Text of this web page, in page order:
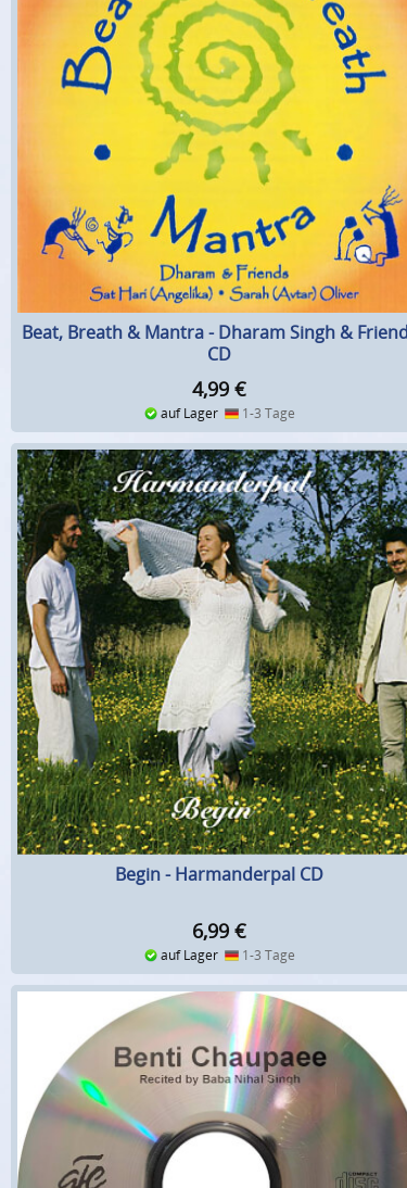
Beat, Breath & Mantra - Dharam Singh &
CD
4,99 €
auf Lager 1-3 Tage
Begin - Harmanderpal CD
6,99 €
auf Lager 1-3 Tage